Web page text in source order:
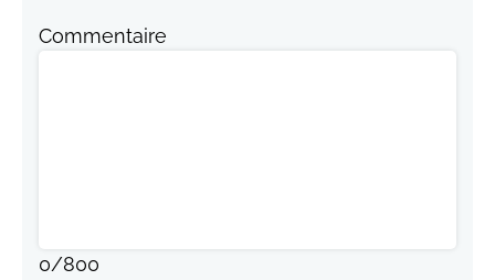
Commentaire
0/800